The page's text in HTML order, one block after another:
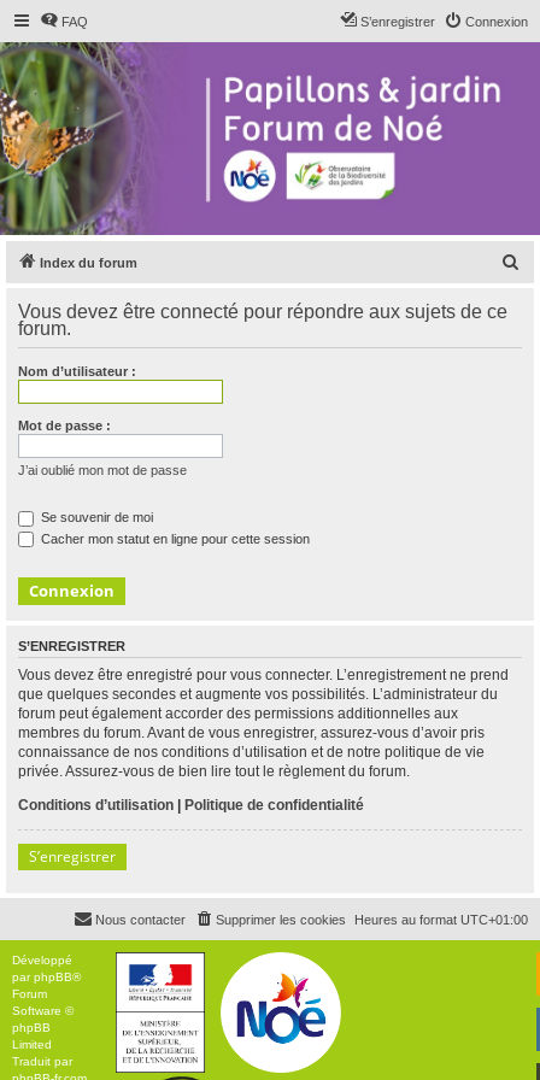
FAQ Connexion
S’enregistrer
Index du forum
h
Vous devez être connecté pour répondre aux sujets de ce
forum.
Nom d’utilisateur :
Mot de passe :
J’ai oublié mon mot de passe
Se souvenir de moi
Cacher mon statut en ligne pour cette session
S’ENREGISTRER
Vous devez être enregistré pour vous connecter. L’enregistrement ne prend
que quelques secondes et augmente vos possibilités. L’administrateur du
forum peut également accorder des permissions additionnelles aux
membres du forum. Avant de vous enregistrer, assurez-vous d’avoir pris
connaissance de nos conditions d’utilisation et de notre politique de vie
privée. Assurez-vous de bien lire tout le règlement du forum.
Conditions d’utilisation | Politique de confidentialité
S’enregistrer
Heures au format UTC+01:00
Supprimer les cookies
Nous contacter
Développé
parphpBB®
Forum
Software ©
phpBB
Limited
Traduit par